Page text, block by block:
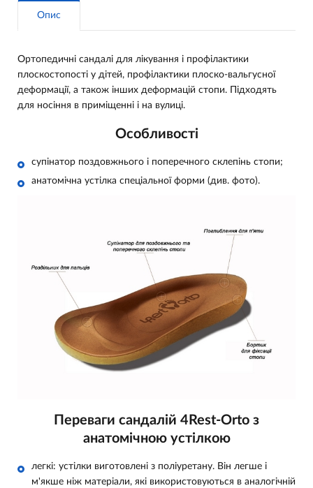
Опис
Ортопедичні сандалі для лікування і профілактики
плоскостопості у дітей, профілактики плоско-вальгусної
деформації, а також інших деформацій стопи. Підходять
для носіння в приміщенні і на вулиці.
Особливості
супінатор поздовжнього і поперечного склепінь стопи;
анатомічна устілка спеціальної форми (див. фото).
Переваги сандалій 4Rest-Orto з
анатомічною устілкою
легкі: устілки виготовлені з поліуретану. Він легше і
м'якше ніж матеріали, які використовуються в аналогічній